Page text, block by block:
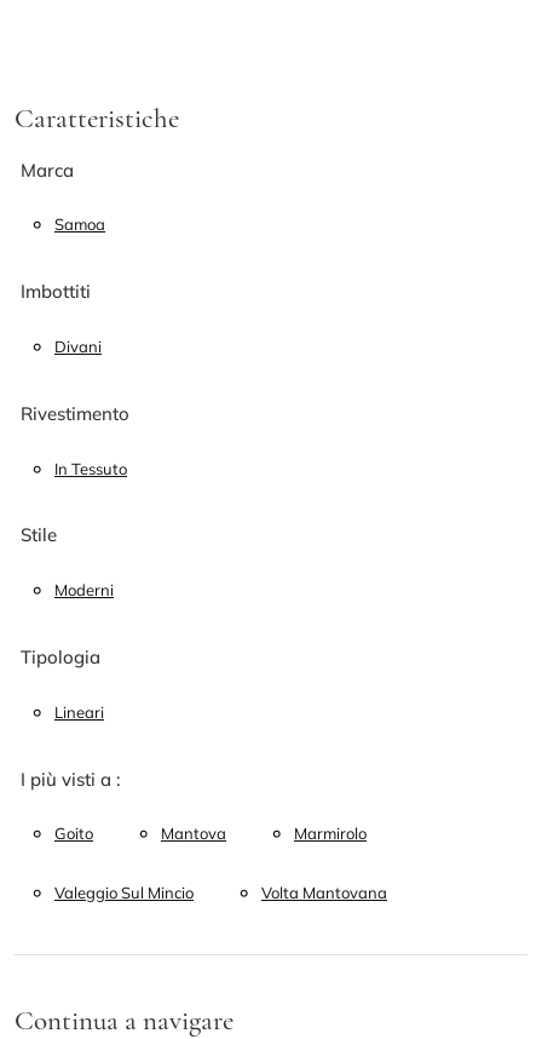
Caratteristiche
Marca
Samoa
Imbottiti
Divani
Rivestimento
In Tessuto
Stile
Moderni
Tipologia
Lineari
I più visti a :
Goito Mantova Marmirolo
Valeggio Sul Mincio Volta Mantovana
Continua a navigare